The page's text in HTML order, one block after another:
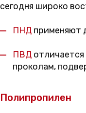
сегодня широко
ПНД применяют
ПВД
проколам,
Полипропилен